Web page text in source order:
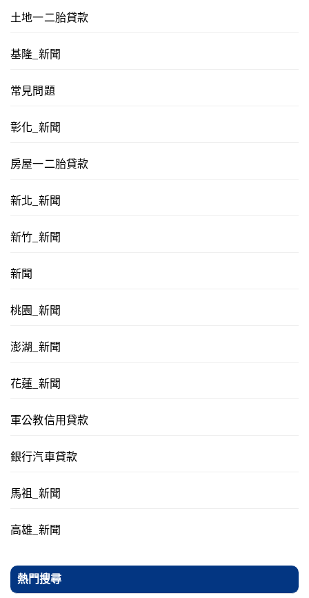
土地一二胎貸款
基隆_新聞
常見問題
彰化_新聞
房屋一二胎貸款
新北_新聞
新竹_新聞
新聞
桃園_新聞
澎湖_新聞
花蓮_新聞
軍公教信用貸款
銀行汽車貸款
馬祖_新聞
高雄_新聞
熱門搜尋